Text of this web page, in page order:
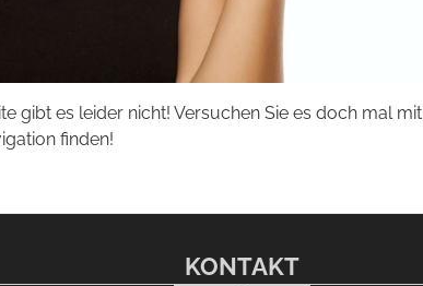
gibt es leider nicht! Versuchen Sie es doch mal mit
finden!
KONTAKT